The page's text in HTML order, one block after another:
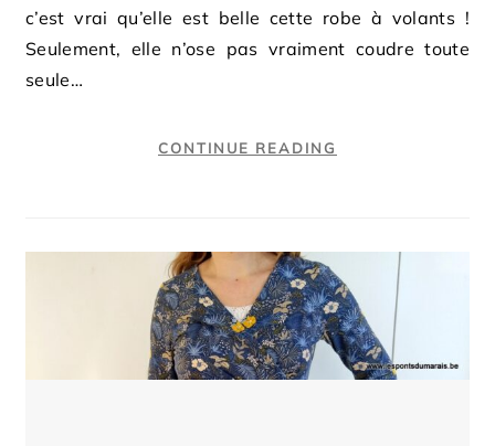
c’est vrai qu’elle est belle cette robe à volants !
Seulement, elle n’ose pas vraiment coudre toute
seule…
CONTINUE READING